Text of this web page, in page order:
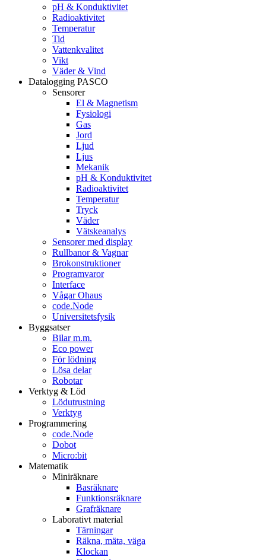
pH & Konduktivitet
Radioaktivitet
Temperatur
Tid
Vattenkvalitet
Vikt
Väder & Vind
Datalogging PASCO
Sensorer
El & Magnetism
Fysiologi
Gas
Jord
Ljud
Ljus
Mekanik
pH & Konduktivitet
Radioaktivitet
Temperatur
Tryck
Väder
Vätskeanalys
Sensorer med display
Rullbanor & Vagnar
Brokonstruktioner
Programvaror
Interface
Vågar Ohaus
code.Node
Universitetsfysik
Byggsatser
Bilar m.m.
Eco power
För lödning
Lösa delar
Robotar
Verktyg & Löd
Lödutrustning
Verktyg
Programmering
code.Node
Dobot
Micro:bit
Matematik
Miniräknare
Basräknare
Funktionsräknare
Grafräknare
Laborativt material
Tärningar
Räkna, mäta, väga
Klockan